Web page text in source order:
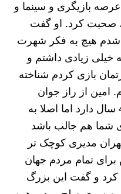
بازیگری و سینما و
صحبت کرد. او گفت
شدم هیچ به فکر شهرت
خیلی زیادی داشتم و
بازی کردم شناخته
از راز جوان
ماندنش سخن گفت چون او 46 سال دارد اما اصلا به
شما هم جالب باشد
مدیری کوچک تر
تمام مردم جهان
کرد و گفت این بزرگ